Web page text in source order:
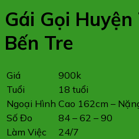
Gái Gọi
Bến Tre
Giá
900k
Tuổi
18 tuổi
Ngoại Hình Cao 162cm –
Số Đo
84 – 62 – 90
Làm Việc
24/7